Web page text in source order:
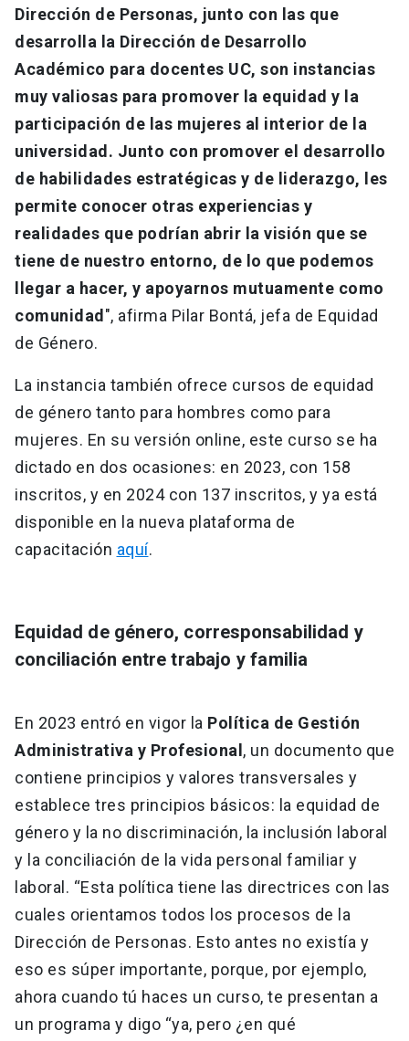
Dirección de Personas, junto con las que
desarrolla la Dirección de Desarrollo
Académico para docentes UC, son instancias
muy valiosas para promover la equidad y la
participación de las mujeres al interior de la
universidad. Junto con promover el desarrollo
de habilidades estratégicas y de liderazgo, les
permite conocer otras experiencias y
realidades que podrían abrir la visión que se
tiene de nuestro entorno, de lo que podemos
llegar a hacer, y apoyarnos mutuamente como
comunidad ", afirma Pilar Bontá, jefa de Equidad
de Género.
La instancia también ofrece cursos de equidad
de género tanto para hombres como para
mujeres. En su versión online, este curso se ha
dictado en dos ocasiones: en 2023, con 158
inscritos, y en 2024 con 137 inscritos, y ya está
disponible en la nueva plataforma de
capacitación aquí.
Equidad de género, corresponsabilidad y
conciliación entre trabajo y familia
En 2023 entró en vigor la Política de Gestión
Administrativa y Profesional , un documento que
contiene principios y valores transversales y
establece tres principios básicos: la equidad de
género y la no discriminación, la inclusión laboral
y la conciliación de la vida personal familiar y
laboral. “Esta política tiene las directrices con las
cuales orientamos todos los procesos de la
Dirección de Personas. Esto antes no existía y
eso es súper importante, porque, por ejemplo,
ahora cuando tú haces un curso, te presentan a
un programa y digo “ya, pero ¿en qué